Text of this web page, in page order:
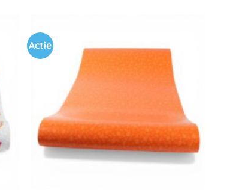
Actie
Toevoegen
aan
verlanglijst